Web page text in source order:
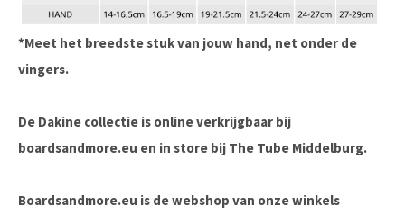
*Meet het breedste stuk van jouw hand, net onder de
vingers.
De Dakine collectie is online verkrijgbaar bij
boardsandmore.eu en in store bij The Tube Middelburg.
Boardsandmore.eu is de webshop van onze winkels